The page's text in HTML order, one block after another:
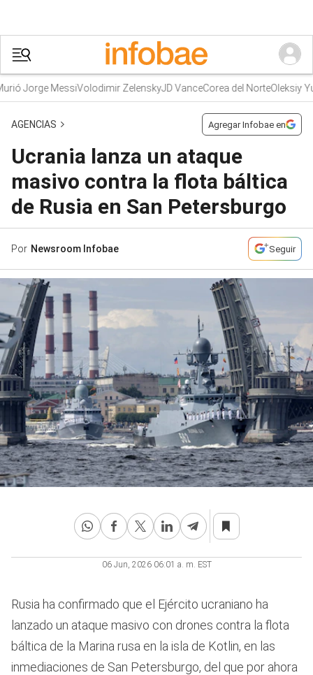
Jorge MessiVolodimir ZelenskyJD VanceCorea del NorteOleksiy
AGENCIAS Agregar Infobae en
Ucrania lanza un ataque
masivo contra la flota báltica
de Rusia en San Petersburgo
Por Newsroom Infobae Seguir
06 Jun, 2026 06:01 a. m. EST
Rusia ha confirmado que el Ejército ucraniano ha
lanzado un ataque masivo con drones contra la flota
báltica de la Marina rusa en la isla de Kotlin, en las
inmediaciones de San Petersburgo, del que por ahora